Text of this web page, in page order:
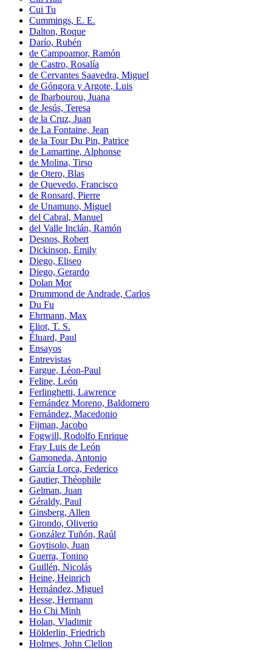
Cui Tu
Cummings, E. E.
Dalton, Roque
Darío, Rubén
de Campoamor, Ramón
de Castro, Rosalía
de Cervantes Saavedra, Miguel
de Góngora y Argote, Luis
de Ibarbourou, Juana
de Jesús, Teresa
de la Cruz, Juan
de La Fontaine, Jean
de la Tour Du Pin, Patrice
de Lamartine, Alphonse
de Molina, Tirso
de Otero, Blas
de Quevedo, Francisco
de Ronsard, Pierre
de Unamuno, Miguel
del Cabral, Manuel
del Valle Inclán, Ramón
Desnos, Robert
Dickinson, Emily
Diego, Eliseo
Diego, Gerardo
Dolan Mor
Drummond de Andrade, Carlos
Du Fu
Ehrmann, Max
Eliot, T. S.
Éluard, Paul
Ensayos
Entrevistas
Fargue, Léon-Paul
Felipe, León
Ferlinghetti, Lawrence
Fernández Moreno, Baldomero
Fernández, Macedonio
Fijman, Jacobo
Fogwill, Rodolfo Enrique
Fray Luis de León
Gamoneda, Antonio
García Lorca, Federico
Gautier, Théophile
Gelman, Juan
Géraldy, Paul
Ginsberg, Allen
Girondo, Oliverio
González Tuñón, Raúl
Goytisolo, Juan
Guerra, Tonino
Guillén, Nicolás
Heine, Heinrich
Hernández, Miguel
Hesse, Hermann
Ho Chi Minh
Holan, Vladimir
Hölderlin, Friedrich
Holmes, John Clellon